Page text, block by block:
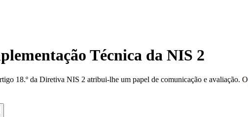
Técnica da NIS 2
18.º da Diretiva NIS 2 atribui-lhe um papel de comunicação e avaliação. O